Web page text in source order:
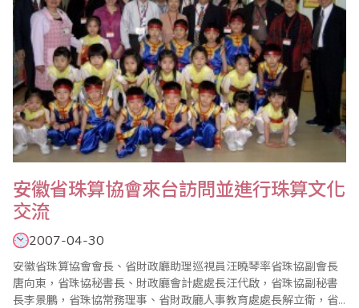
安徽省珠算協會來台訪問並進行珠算文化
交流
2007-04-30
安徽省珠算協會會長、省財政廳助理巡視員汪曉琴率省珠協副會長
唐向東，省珠協秘書長、財政廳會計處處長汪代啟，省珠協副秘書
長李景鵬，省珠協常務理事、省財政廳人事教育處處長解立衛，省